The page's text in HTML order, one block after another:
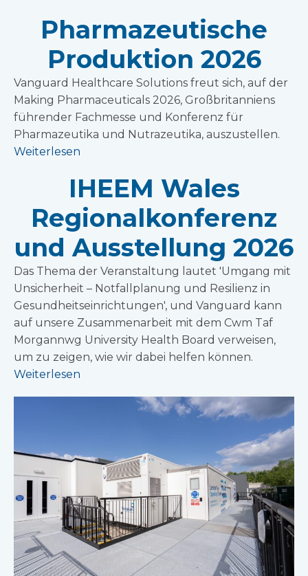
Pharmazeutische
Produktion 2026
Vanguard Healthcare Solutions freut sich, auf der
Making Pharmaceuticals 2026, Großbritanniens
führender Fachmesse und Konferenz für
Pharmazeutika und Nutrazeutika, auszustellen.
Weiterlesen
IHEEM Wales
Regionalkonferenz
und Ausstellung 2026
Das Thema der Veranstaltung lautet 'Umgang mit
Unsicherheit – Notfallplanung und Resilienz in
Gesundheitseinrichtungen', und Vanguard kann
auf unsere Zusammenarbeit mit dem Cwm Taf
Morgannwg University Health Board verweisen,
um zu zeigen, wie wir dabei helfen können.
Weiterlesen